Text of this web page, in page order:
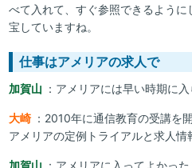
べて入れて、すぐ参照できるよう
宝していますね。
仕事はアメリアの求人で
加賀山 ：アメリアには早い時期に
大崎 ：2010年に通信教育の受講を
アメリアの定例トライアルと求人情
加賀山 ：アメリアに入ってよかっ